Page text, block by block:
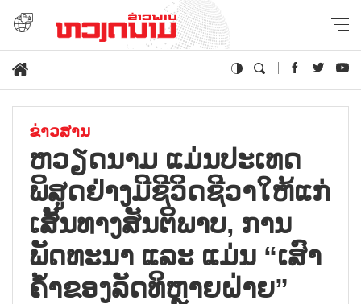
ຂ່າວສານ
ຫວຽດນາມ ແມ່ນປະເທດ
ພິສູດຢ່າງມີຊີວິດຊີວາໃຫ້ແກ່
ເສັ້ນທາງສັນຕິພາບ, ການ
ພັດທະນາ ແລະ ແມ່ນ “ເສົາ
ຄ້ຳຂອງລັດທິຫຼາຍຝ່າຍ”